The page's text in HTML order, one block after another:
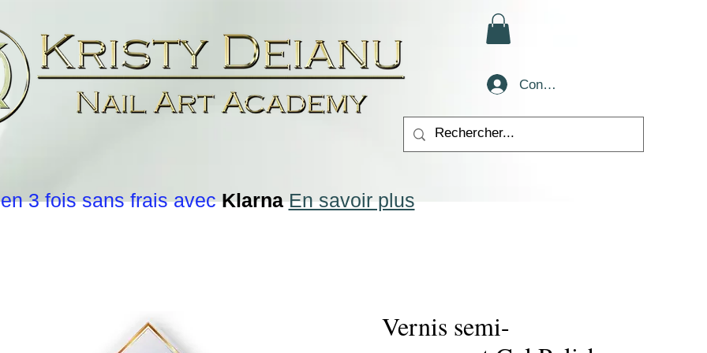
Conectează-te
Vernis semi-
3 fois sans frais avecKlarna En savoir plus